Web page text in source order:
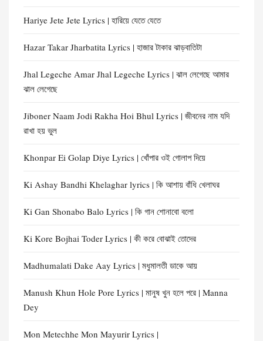
Hariye Jete Jete Lyrics | হারিয়ে যেতে যেতে
Hazar Takar Jharbatita Lyrics | হাজার টাকার ঝাড়বাতিটা
Jhal Legeche Amar Jhal Legeche Lyrics | ঝাল লেগেছে আমার
ঝাল লেগেছে
Jiboner Naam Jodi Rakha Hoi Bhul Lyrics | জীবনের নাম যদি
রাখা হয় ভুল
Khonpar Ei Golap Diye Lyrics | খোঁপার ওই গোলাপ দিয়ে
Ki Ashay Bandhi Khelaghar lyrics | কি আশায় বাঁধি খেলাঘর
Ki Gan Shonabo Balo Lyrics | কি গান শোনাবো বলো
Ki Kore Bojhai Toder Lyrics | কী করে বোঝাই তোদের
Madhumalati Dake Aay Lyrics | মধুমালতী ডাকে আয়
Manush Khun Hole Pore Lyrics | মানুষ খুন হলে পরে | Manna
Dey
Mon Metechhe Mon Mayurir Lyrics |